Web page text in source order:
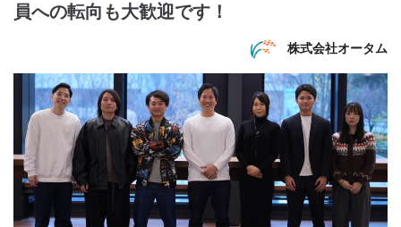
員への転向も大歓迎です！
株式会社オータム